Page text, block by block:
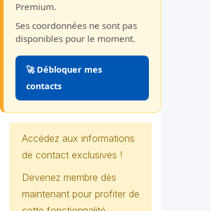
Premium.
Ses coordonnées ne sont pas
disponibles pour le moment.
🚀 Débloquer mes
contacts
Accédez aux informations
de contact exclusives !
Devenez membre dès
maintenant pour profiter de